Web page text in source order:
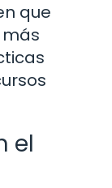
que
más
el